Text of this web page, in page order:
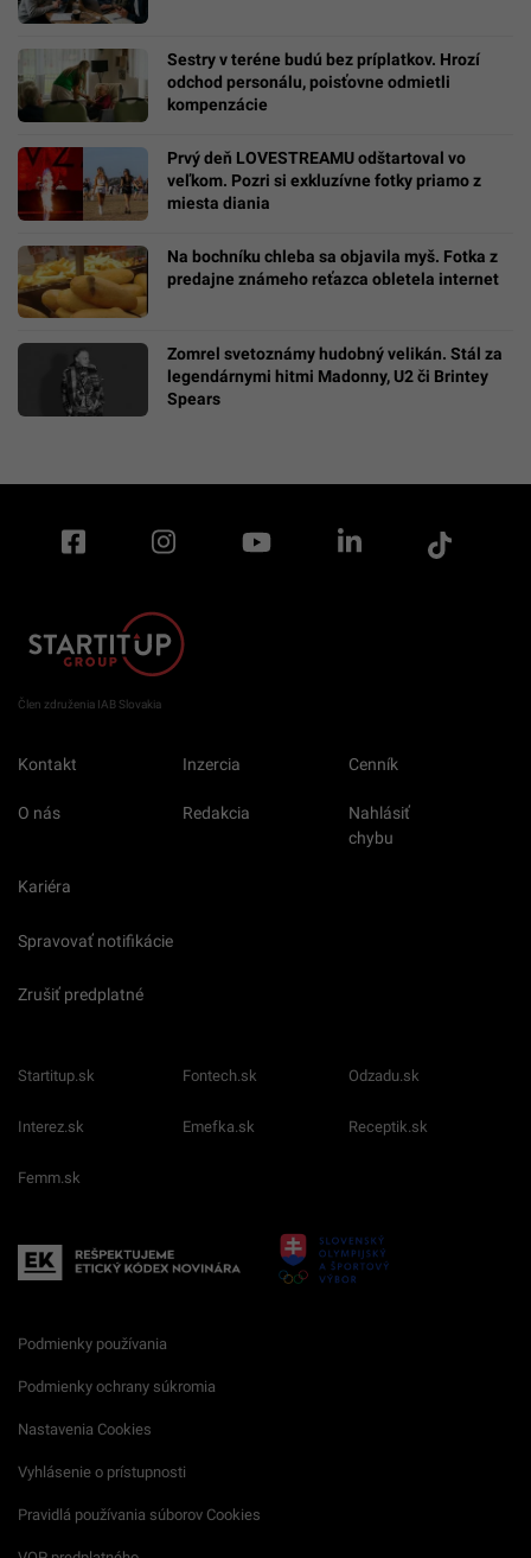
Sestry v teréne budú bez príplatkov. Hrozí
odchod personálu, poisťovne odmietli
kompenzácie
Prvý deň LOVESTREAMU odštartoval vo
veľkom. Pozri si exkluzívne fotky priamo z
miesta diania
Na bochníku chleba sa objavila myš. Fotka z
predajne známeho reťazca obletela internet
Zomrel svetoznámy hudobný velikán. Stál za
legendárnymi hitmi Madonny, U2 či Brintey
Spears
Člen združenia IAB Slovakia
Kontakt Inzercia Cenník
O nás Redakcia
Nahlásiť
chybu
Kariéra
Spravovať notifikácie
Zrušiť predplatné
Startitup.sk Fontech.sk Odzadu.sk
Interez.sk Emefka.sk Receptik.sk
Femm.sk
Podmienky používania
Podmienky ochrany súkromia
Nastavenia Cookies
Vyhlásenie o prístupnosti
Pravidlá používania súborov Cookies